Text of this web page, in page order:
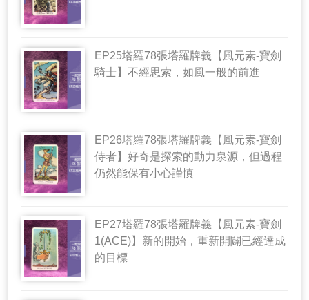
EP25塔羅78張塔羅牌義【風元素-寶劍
騎士】不經思索，如風一般的前進
EP26塔羅78張塔羅牌義【風元素-寶劍
侍者】好奇是探索的動力泉源，但過程
仍然能保有小心謹慎
EP27塔羅78張塔羅牌義【風元素-寶劍
1(ACE)】新的開始，重新開闢已經達成
的目標